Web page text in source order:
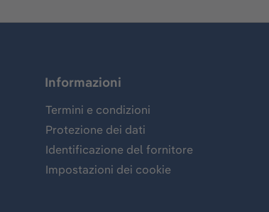
Informazioni
Termini e condizioni
Protezione dei dati
Identificazione del fornitore
Impostazioni dei cookie